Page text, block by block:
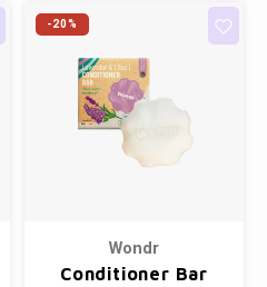
-20%
Wondr
Conditioner Bar